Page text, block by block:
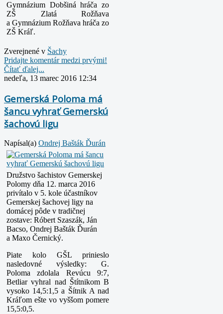
Gymnázium Dobšiná hráča zo
ZŠ Zlatá Rožňava
a Gymnázium Rožňava hráča zo
ZŠ Kráľ.
Zverejnené v Šachy
Pridajte komentár medzi prvými!
Čítať ďalej...
nedeľa, 13 marec 2016 12:34
Gemerská Poloma má
šancu vyhrať Gemerskú
šachovú ligu
Napísal(a) Ondrej Bašták Ďurán
Družstvo šachistov Gemerskej
Polomy dňa 12. marca 2016
privítalo v 5. kole účastníkov
Gemerskej šachovej ligy na
domácej pôde v tradičnej
zostave: Róbert Szaszák, Ján
Bacso, Ondrej Bašták Ďurán
a Maxo Černický.
Piate kolo GŠL prinieslo
nasledovné výsledky: G.
Poloma zdolala Revúcu 9:7,
Betliar vyhral nad Štítnikom B
vysoko 14,5:1,5 a Šítnik A nad
Kráľom ešte vo vyššom pomere
15,5:0,5.